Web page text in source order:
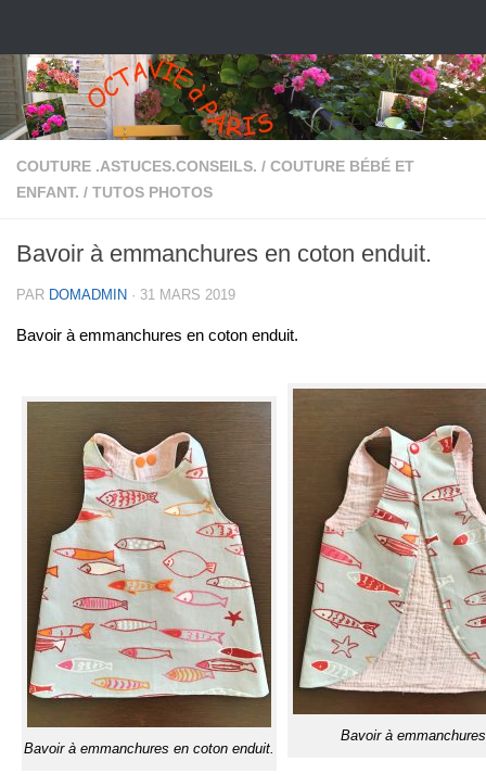
COUTURE .ASTUCES.CONSEILS. / COUTURE BÉBÉ ET
ENFANT. / TUTOS PHOTOS
Bavoir à emmanchures en coton enduit.
PAR DOMADMIN · 31 MARS 2019
Bavoir à emmanchures en coton enduit.
Bavoir à emmanchures en coton enduit.
Bavoir à